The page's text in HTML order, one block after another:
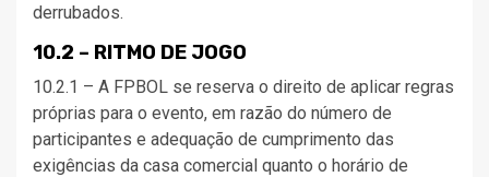
derrubados.
10.2 – RITMO DE JOGO
10.2.1 – A FPBOL se reserva o direito de aplicar regras
próprias para o evento, em razão do número de
participantes e adequação de cumprimento das
exigências da casa comercial quanto o horário de